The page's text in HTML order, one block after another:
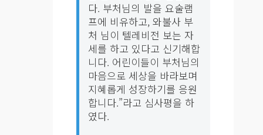
다. 부처님의 발을 요술램
프에 비유하고, 와불사 부
처 님이 텔레비전 보는 자
세를 하고 있다고 신기해합
니다. 어린이들이 부처님의
마음으로 세상을 바라보며
지혜롭게 성장하기를 응원
합니다.”라고 심사평을 하
였다.